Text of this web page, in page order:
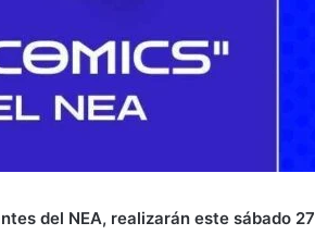
del NEA, realizarán este sábado 27